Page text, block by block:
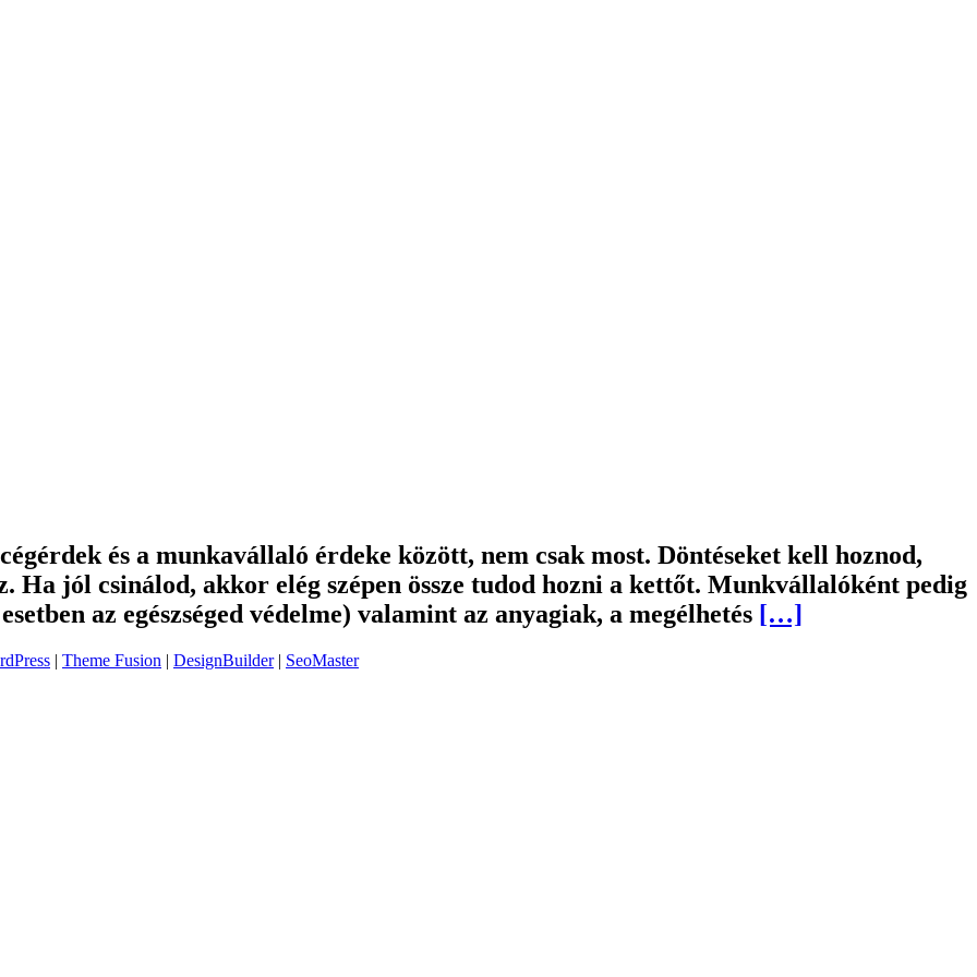
és a munkavállaló érdeke között, nem csak most. Döntéseket kell hoznod,
Ha jól csinálod, akkor elég szépen össze tudod hozni a kettőt. Munkvállalóként pedig
az egészséged védelme) valamint az anyagiak, a megélhetés […]
| Theme Fusion | DesignBuilder| SeoMaster